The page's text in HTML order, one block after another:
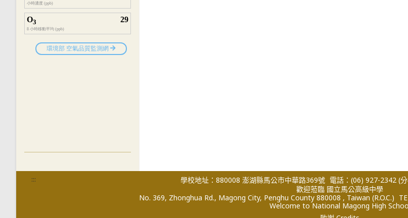
::: 學校地址：880008 澎湖縣馬公市中華路369號 電話：(06) 927-2342 (
歡迎蒞臨 國立馬公高級中學
No. 369, Zhonghua Rd., Magong City, Penghu County 880008 , Taiwan (R.O.C.)
Welcome to National Magong High